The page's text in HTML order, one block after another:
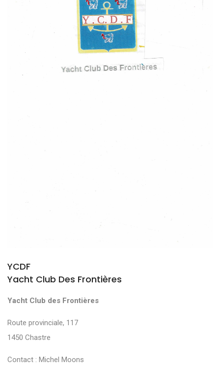
YCDF
Yacht Club Des Frontières
Yacht Club des Frontières
Route provinciale, 117
1450 Chastre
Contact : Michel Moons